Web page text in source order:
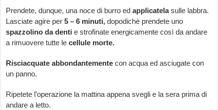
Prendete, dunque, una noce di burro edapplicatelasulle labbra.
Lasciate agire per5 – 6 minuti, dopodichè prendete uno
spazzolino da denti e strofinate energicamente così da andare
a rimuovere tutte lecellule morte.
Risciacquate abbondantemente con acqua ed asciugate con
un panno.
Ripetete l’operazione la mattina appena svegli e la sera prima di
andare a letto.